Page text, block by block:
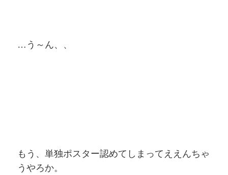
…う～ん、、
もう、単独ポスター認めてしまってええんちゃ
うやろか。